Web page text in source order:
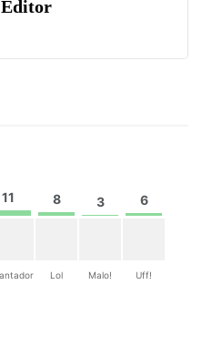
11 8
Lol
3
Malo!
6
Uff!